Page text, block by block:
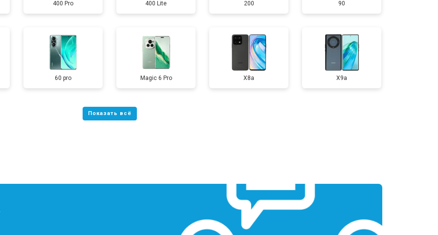
от 50 мин от 1750 ₽ Заказать
от 90 мин от 3200 ₽ Заказать
от 40 мин от 1400 ₽
400 Pro 400 Lite 200 90
60 pro Magic 6 Pro X8a X9a